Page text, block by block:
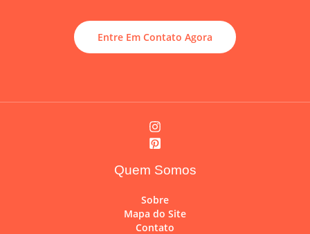
Entre Em Contato Agora
Quem Somos
Sobre
Mapa do Site
Contato